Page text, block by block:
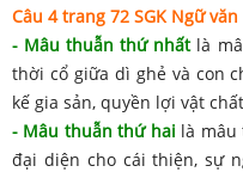
Câu 4 trang 72 SGK Ngữ văn
- Mâu thuẫn thứ nhấtlà
thời cổ giữa dì ghẻ và con
kế gia sản, quyền lợi vật
- Mâu thuẫn thứ hai là mâu
đại diện cho cái thiện, sự